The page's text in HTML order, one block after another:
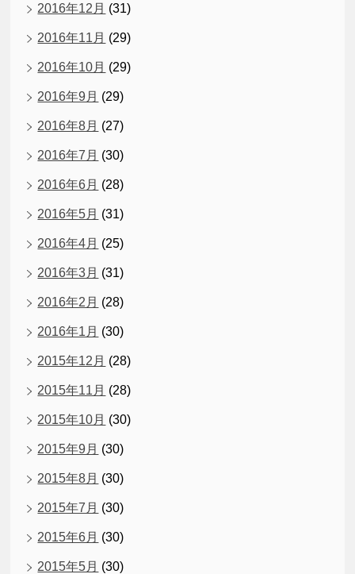
2016年12月 (31)
2016年11月 (29)
2016年10月 (29)
2016年9月 (29)
2016年8月 (27)
2016年7月 (30)
2016年6月 (28)
2016年5月 (31)
2016年4月 (25)
2016年3月 (31)
2016年2月 (28)
2016年1月 (30)
2015年12月 (28)
2015年11月 (28)
2015年10月 (30)
2015年9月 (30)
2015年8月 (30)
2015年7月 (30)
2015年6月 (30)
2015年5月 (30)